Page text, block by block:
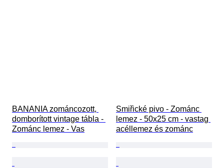
BANANIA zománcozott,
domborított vintage tábla -
Zománc lemez - Vas
Smiřické pivo - Zománc
lemez - 50x25 cm - vastag
acéllemez és zománc